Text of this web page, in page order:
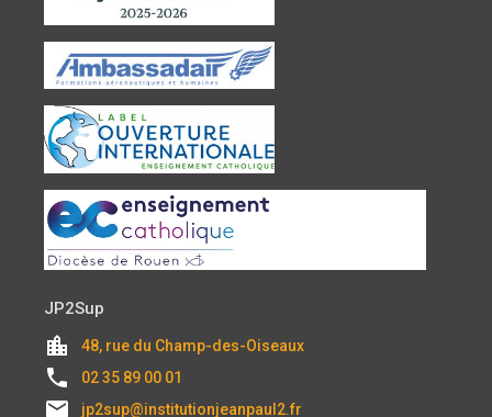
JP2Sup
location_city 48, rue du Champ-des-Oiseaux
local_phone 02 35 89 00 01
email jp2sup@institutionjeanpaul2.fr